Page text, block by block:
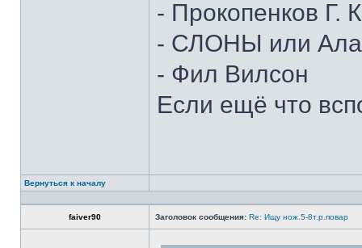
- Прокопенков Г.
- СЛОНЫ или
- Фил Вилсон
Если ещё что
Вернуться к началу
faiver90 Заголовок сообщения: Re: Ищу нож.5-8т.р.повар